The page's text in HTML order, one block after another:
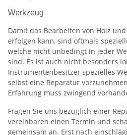
Werkzeug
Damit das Bearbeiten von Holz
erfolgen kann, sind oftmals
welche nicht unbedingt in jeder
sind. Es ist auch nicht besonders
Instrumentenbesitzer spezielles
selbst eine Reparatur
Erfahrung muss zwingend
Fragen Sie uns bezüglich einer
vereinbaren einen Termin und
gemeinsam an. Erst nach